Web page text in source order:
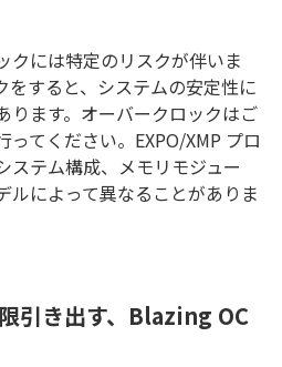
クには特定のリスクが伴いま
をすると、システムの安定性に
ります。オーバークロックはご
ってください。EXPO/XMP プロ
ステム構成、メモリモジュー
ルによって異なることがありま
引き出す、Blazing OC